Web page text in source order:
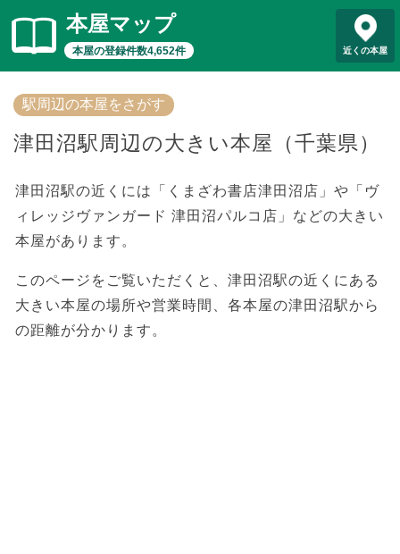
本屋マップ
本屋の登録件数4,652件 近くの本屋
駅周辺の本屋をさがす
津田沼駅周辺の大きい本屋（千葉県）
津田沼駅の近くには「くまざわ書店津田沼店」や「ヴ
ィレッジヴァンガード 津田沼パルコ店」などの大きい
本屋があります。
このページをご覧いただくと、津田沼駅の近くにある
大きい本屋の場所や営業時間、各本屋の津田沼駅から
の距離が分かります。